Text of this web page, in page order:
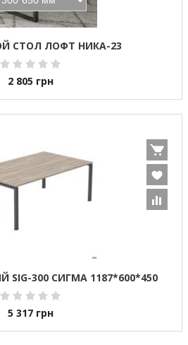
СТОЛ ЛОФТ НИКА-23
2 805 грн
300 СИГМА 1187*600*450
5 317 грн